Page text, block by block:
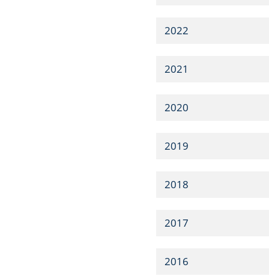
2022
2021
2020
2019
2018
2017
2016